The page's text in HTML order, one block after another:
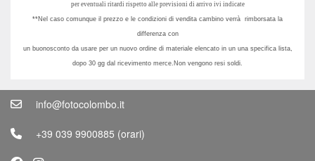
per eventuali ritardi rispetto alle previsioni di arrivo ivi indicate
**Nel caso comunque il prezzo e le condizioni di vendita cambino verrà rimborsata la
differenza con
un buonosconto da usare per un nuovo ordine di materiale elencato in un una specifica lista,
dopo 30 gg dal ricevimento merce.Non vengono resi soldi.
info@fotocolombo.it
+39 039 9900885 (orari)